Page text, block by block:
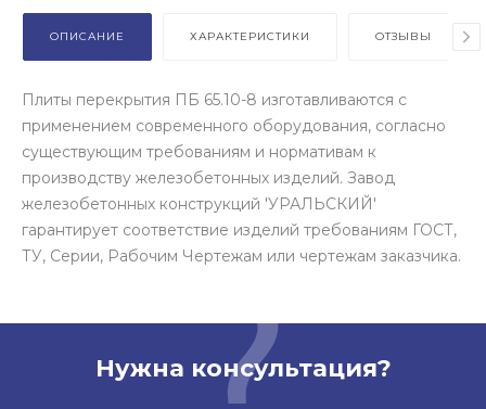
ОПИСАНИЕ ХАРАКТЕРИСТИКИ ОТЗЫВЫ
Плиты перекрытия ПБ 65.10-8 изготавливаются с
применением современного оборудования, согласно
существующим требованиям и нормативам к
производству железобетонных изделий. Завод
железобетонных конструкций 'УРАЛЬСКИЙ'
гарантирует соответствие изделий требованиям ГОСТ,
ТУ, Серии, Рабочим Чертежам или чертежам заказчика.
Нужна консультация?